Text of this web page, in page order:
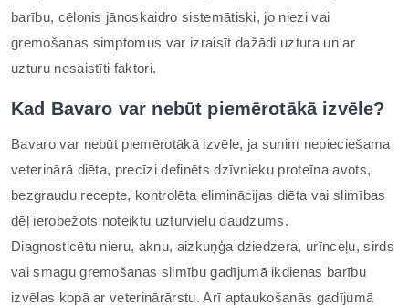
barību, cēlonis jānoskaidro sistemātiski, jo niezi vai
gremošanas simptomus var izraisīt dažādi uztura un ar
uzturu nesaistīti faktori.
Kad Bavaro var nebūt piemērotākā izvēle?
Bavaro var nebūt piemērotākā izvēle, ja sunim nepieciešama
veterinārā diēta, precīzi definēts dzīvnieku proteīna avots,
bezgraudu recepte, kontrolēta eliminācijas diēta vai slimības
dēļ ierobežots noteiktu uzturvielu daudzums.
Diagnosticētu nieru, aknu, aizkuņģa dziedzera, urīnceļu, sirds
vai smagu gremošanas slimību gadījumā ikdienas barību
izvēlas kopā ar veterinārārstu. Arī aptaukošanās gadījumā